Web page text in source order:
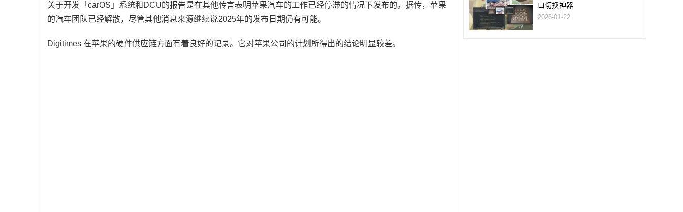
关于开发「carOS」系统和DCU的报告是在其他传言表明苹果汽车的工作已经停滞的情况下发布的。据传，苹果
的汽车团队已经解散，尽管其他消息来源继续说2025年的发布日期仍有可能。
Digitimes 在苹果的硬件供应链方面有着良好的记录。它对苹果公司的计划所得出的结论明显较差。
口切换神器
2026-01-22